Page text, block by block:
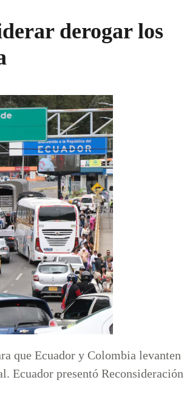
derogar los
que Ecuador y Colombia levanten
Ecuador presentó Reconsideración